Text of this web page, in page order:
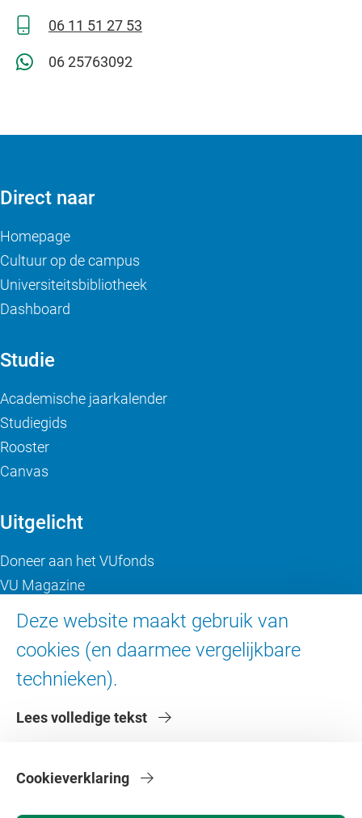
06 11 51 27 53
06 25763092
Deze website maakt gebruik van
cookies (en daarmee vergelijkbare
technieken).
Lees volledige tekst
Cookieverklaring
Direct naar
Homepage
Cultuur op de campus
Universiteitsbibliotheek
Dashboard
Studie
Academische jaarkalender
Studiegids
Rooster
Canvas
Uitgelicht
Doneer aan het VUfonds
VU Magazine
Over de VU
Contact en route
Faculteiten